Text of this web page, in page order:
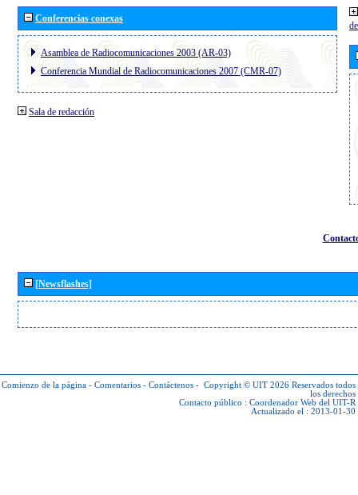
Conferencias conexas
Asamblea de Radiocomunicaciones 2003 (AR-03)
Conferencia Mundial de Radiocomunicaciones 2007 (CMR-07)
Sala de redacción
[Newsflashes]
Comienzo de la página - Comentarios - Contáctenos - Copyright © UIT 2026 Reservados todos
los derechos
Contacto público : Coordenador Web del UIT-R
Actualizado el : 2013-01-30